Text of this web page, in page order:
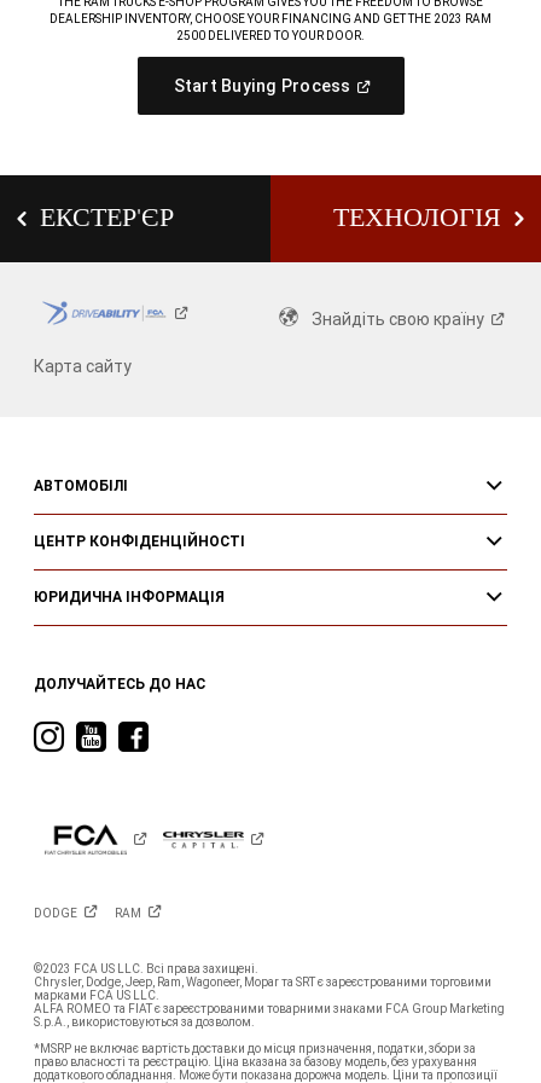
with
Bins
DEALERSHIP INVENTORY, CHOOSE YOUR FINANCING AND GET THE 2023 RAM
2500 DELIVERED TO YOUR DOOR.
Start Buying Process Open
ЕКСТЕР'ЄР ТЕХНОЛОГІЯ
Знайдіть своюкраїну
Карта сайту
АВТОМОБІЛІ
ЦЕНТР КОНФІДЕНЦІЙНОСТІ
ЮРИДИЧНА ІНФОРМАЦІЯ
ДОЛУЧАЙТЕСЬ ДО НАС
Visit
Instagram
Visit
YouTube
Visit
Facebook
DODGE RAM
©2023 FCA US LLC. Всі права захищені.
Chrysler, Dodge, Jeep, Ram, Wagoneer, Mopar та SRT є зареєстрованими торговими
марками FCA US LLC.
ALFA ROMEO та FIAT є зареєстрованими товарними знаками FCA Group Marketing
S.p.A., використовуються за дозволом.
*MSRP не включає вартість доставки до місця призначення, податки, збори за
право власності та реєстрацію. Ціна вказана за базову модель, без урахування
додаткового обладнання. Може бути показана дорожча модель. Ціни та пропозиції